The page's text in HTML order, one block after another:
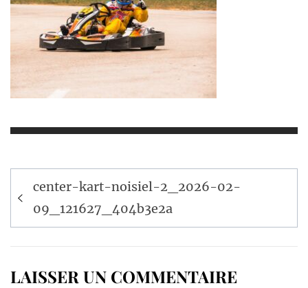
Navigation
de
l’article
center-kart-noisiel-2_2026-02-
09_121627_404b3e2a
LAISSER UN COMMENTAIRE